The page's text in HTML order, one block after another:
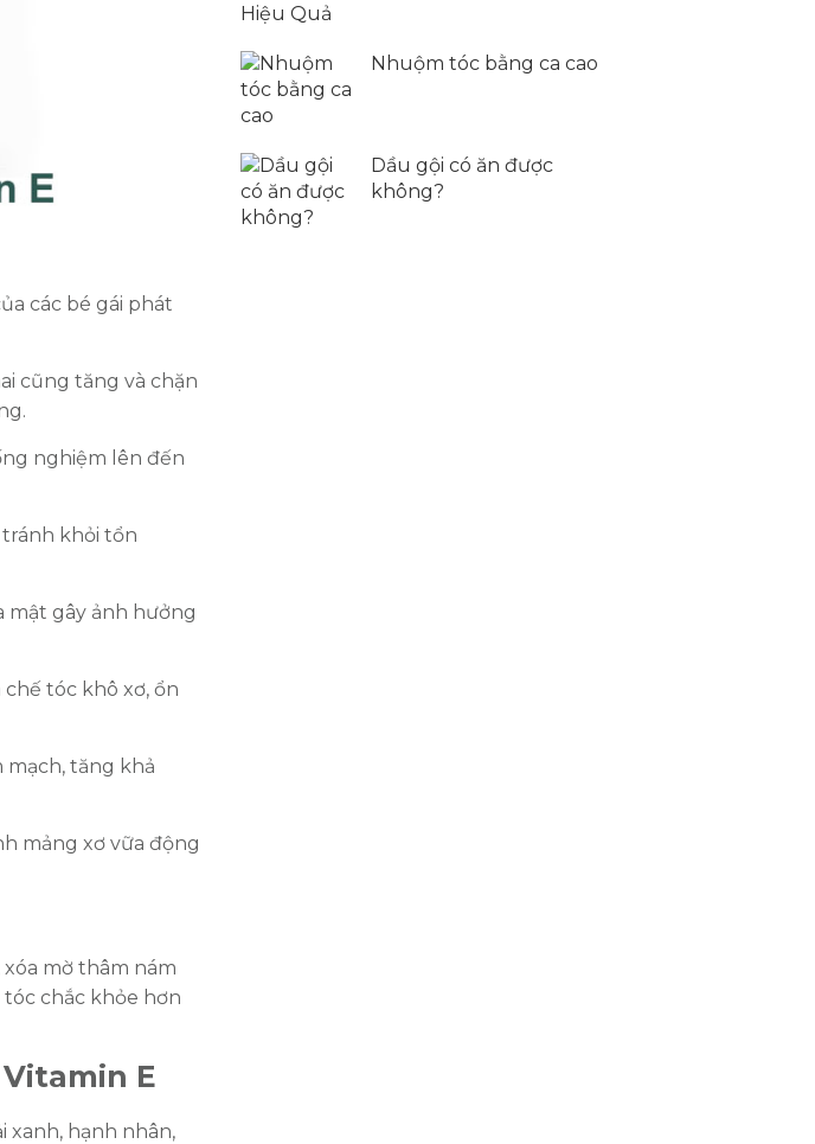
các bé gái phát
cũng tăng và chặn
nghiệm lên đến
khỏi tổn
mật gây ảnh hưởng
tóc khô xơ, ổn
tăng khả
mảng xơ vữa động
xóa mờ thâm nám
chắc khỏe hơn
E
xanh, hạnh nhân,
Nhuộm tóc bằng ca cao
Dầu gội có ăn được
không?